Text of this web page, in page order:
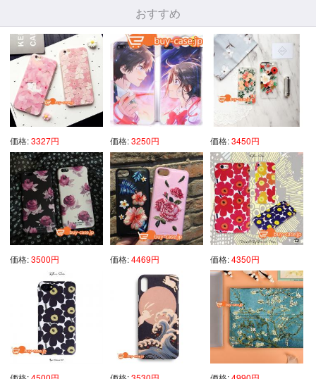
おすすめ
価格:3327円 価格:3250円 価格:3450円
価格:3500円 価格:4469円 価格:4350円